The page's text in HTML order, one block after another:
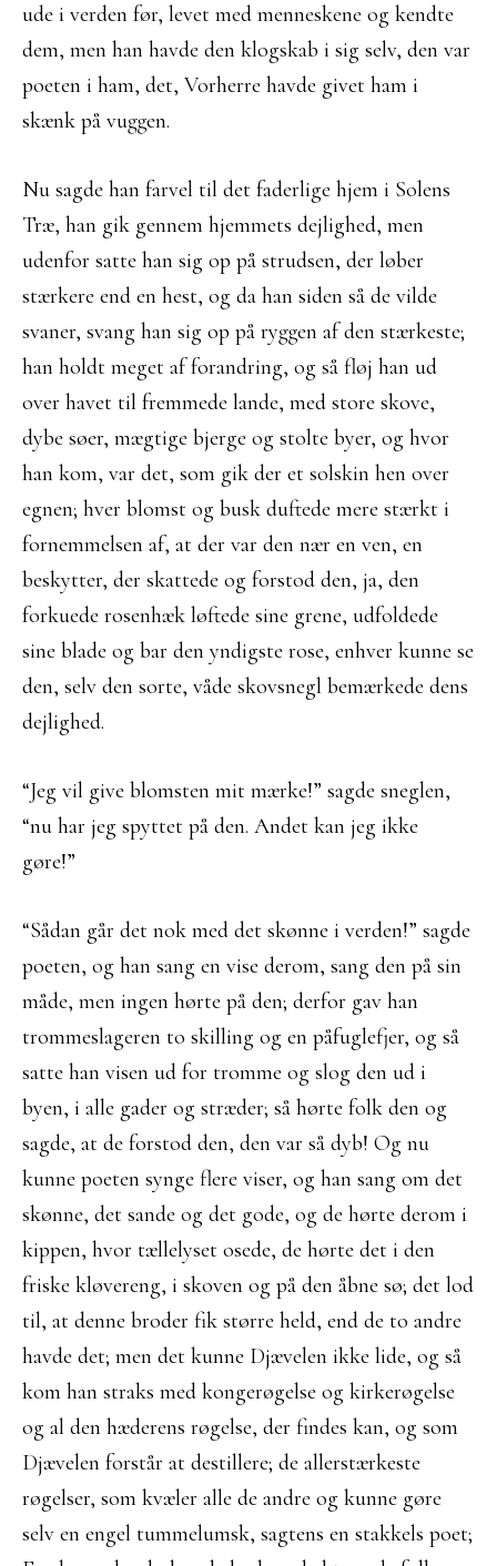
ude i verden før, levet med menneskene og kendte
dem, men han havde den klogskab i sig selv, den var
poeten i ham, det, Vorherre havde givet ham i
skænk på vuggen.
Nu sagde han farvel til det faderlige hjem i Solens
Træ, han gik gennem hjemmets dejlighed, men
udenfor satte han sig op på strudsen, der løber
stærkere end en hest, og da han siden så de vilde
svaner, svang han sig op på ryggen af den stærkeste;
han holdt meget af forandring, og så fløj han ud
over havet til fremmede lande, med store skove,
dybe søer, mægtige bjerge og stolte byer, og hvor
han kom, var det, som gik der et solskin hen over
egnen; hver blomst og busk duftede mere stærkt i
fornemmelsen af, at der var den nær en ven, en
beskytter, der skattede og forstod den, ja, den
forkuede rosenhæk løftede sine grene, udfoldede
sine blade og bar den yndigste rose, enhver kunne se
den, selv den sorte, våde skovsnegl bemærkede dens
dejlighed.
“Jeg vil give blomsten mit mærke!” sagde sneglen,
“nu har jeg spyttet på den. Andet kan jeg ikke
gøre!”
“Sådan går det nok med det skønne i verden!” sagde
poeten, og han sang en vise derom, sang den på sin
måde, men ingen hørte på den; derfor gav han
trommeslageren to skilling og en påfuglefjer, og så
satte han visen ud for tromme og slog den ud i
byen, i alle gader og stræder; så hørte folk den og
sagde, at de forstod den, den var så dyb! Og nu
kunne poeten synge flere viser, og han sang om det
skønne, det sande og det gode, og de hørte derom i
kippen, hvor tællelyset osede, de hørte det i den
friske kløvereng, i skoven og på den åbne sø; det lod
til, at denne broder fik større held, end de to andre
havde det; men det kunne Djævelen ikke lide, og så
kom han straks med kongerøgelse og kirkerøgelse
og al den hæderens røgelse, der findes kan, og som
Djævelen forstår at destillere; de allerstærkeste
røgelser, som kvæler alle de andre og kunne gøre
selv en engel tummelumsk, sagtens en stakkels poet;